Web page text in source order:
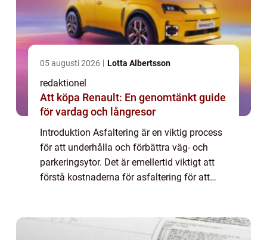
05 augusti 2026 Lotta Albertsson
redaktionel
Att köpa Renault: En genomtänkt guide
för vardag och långresor
Introduktion Asfaltering är en viktig process
för att underhålla och förbättra väg- och
parkeringsytor. Det är emellertid viktigt att
förstå kostnaderna för asfaltering för att